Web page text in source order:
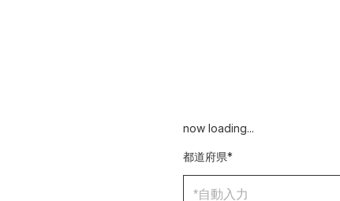
now loading...
都道府県*